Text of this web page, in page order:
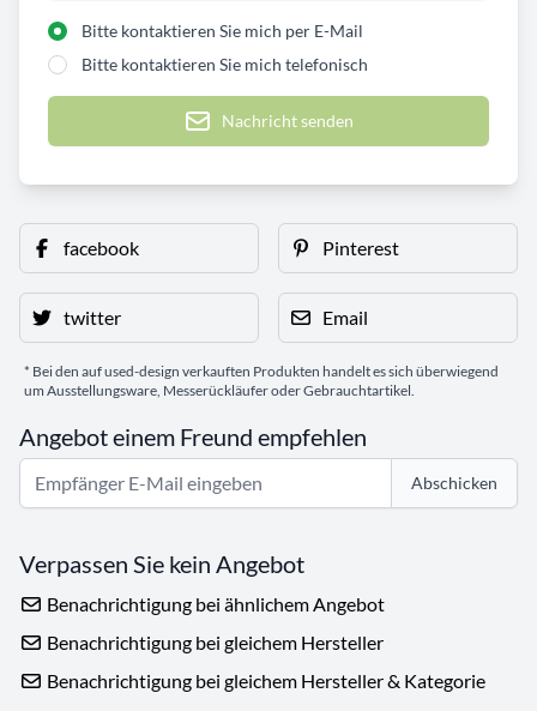
Bitte kontaktieren Sie mich per E-Mail
Bitte kontaktieren Sie mich telefonisch
Nachricht senden
facebook Pinterest
twitter Email
* Bei den auf used-design verkauften Produkten handelt es sich überwiegend
um Ausstellungsware, Messerückläufer oder Gebrauchtartikel.
Angebot einem Freund empfehlen
Abschicken
Verpassen Sie kein Angebot
Benachrichtigung bei ähnlichem Angebot
Benachrichtigung bei gleichem Hersteller
Benachrichtigung bei gleichem Hersteller & Kategorie